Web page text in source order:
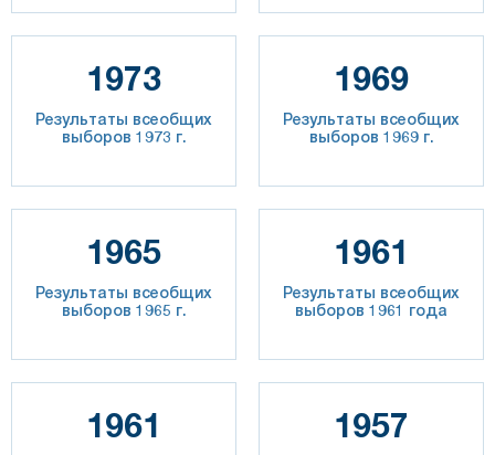
1973
Результаты всеобщих
выборов 1973 г.
1969
Результаты всеобщих
выборов 1969 г.
1965
Результаты всеобщих
выборов 1965 г.
1961
Результаты всеобщих
выборов 1961 года
1961 1957